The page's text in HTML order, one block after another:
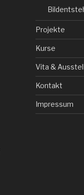
Projekte
Kurse
Vita &
Kontakt
Impressum